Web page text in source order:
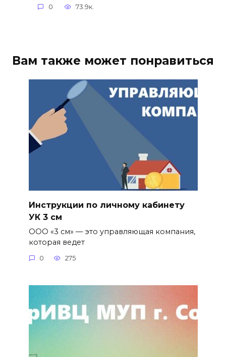
0 73.9к.
Вам также может понравиться
Инструкции по личному кабинету
УК 3 см
ООО «3 см» — это управляющая компания,
которая ведет
0 275